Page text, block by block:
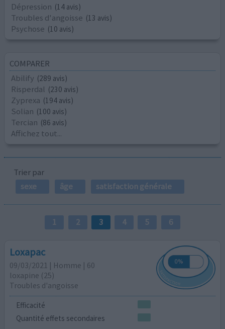
Dépression (14 avis)
Troubles d'angoisse (13 avis)
Psychose (10 avis)
COMPARER
Abilify (289 avis)
Risperdal (230 avis)
Zyprexa (194 avis)
Solian (100 avis)
Tercian (86 avis)
Affichez tout...
Trier par
sexe
âge satisfaction générale
1 2 3 4 5 6
Loxapac
09/03/2021 | Homme | 60
loxapine (25)
Troubles d'angoisse
Efficacité
Quantité effets secondaires